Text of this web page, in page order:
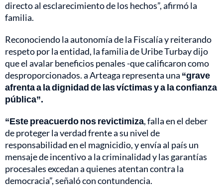
directo al esclarecimiento de los hechos”, afirmó la
familia.
Reconociendo la autonomía de la Fiscalía y reiterando
respeto por la entidad, la familia de Uribe Turbay dijo
que el avalar beneficios penales -que calificaron como
desproporcionados. a Arteaga representa una “grave
afrenta a la dignidad de las víctimas y a la confianza
pública”.
“Este preacuerdo nos revictimiza, falla en el deber
de proteger la verdad frente a su nivel de
responsabilidad en el magnicidio, y envía al país un
mensaje de incentivo a la criminalidad y las garantías
procesales excedan a quienes atentan contra la
democracia”, señaló con contundencia.